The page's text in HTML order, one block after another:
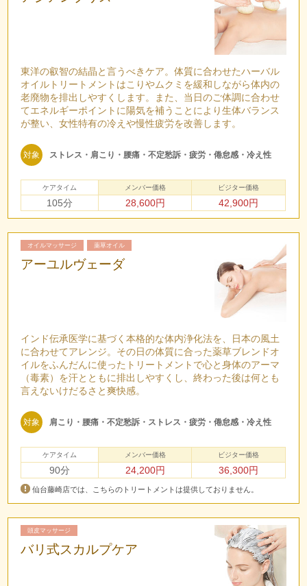
東洋の叡智の結晶と言うべきケア。体質に合わせたハーバル
オイルトリートメントはこりやムクミを緩和しながら体内の
老廃物を排出しやすくします。また、当日のご体調に合わせ
てエネルギーポイントに陽気を補うことにより生体バランス
が整い、女性特有の冷えや慢性疲労を改善します。
対象 ストレス・肩こり・腰痛・不定愁訴・疲労・倦怠感・冷え性
ケアタイム メンバー価格 ビジター価格
105分 28,600円 42,900円
オイルマッサージ 薬草オイル
アーユルヴェーダ
インド伝承医学に基づく本格的な体内浄化法を、日本の風土
に合わせてアレンジ。その日の体質に合った薬草ブレンドオ
イルをふんだんに使ったトリートメントで心と身体のアーマ
（毒素）を汗とともに排出しやすくし、終わった後は何とも
言えないけだるさと爽快感。
対象 肩こり・腰痛・不定愁訴・ストレス・疲労・倦怠感・冷え性
ケアタイム メンバー価格 ビジター価格
90分 24,200円 36,300円
仙台藤崎店では、こちらのトリートメントは提供しておりません。
頭皮マッサージ
バリ式スカルプケア